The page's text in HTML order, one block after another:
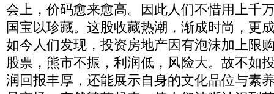
会上，价码愈来愈高。因此人们不惜用上千
国宝以珍藏。这股收藏热潮，渐成时尚，更
如今人们发现，投资房地产因有泡沫加上限
股票，熊市不振，利润低，风险大。故不如
润回报丰厚，还能展示自身的文化品位与素